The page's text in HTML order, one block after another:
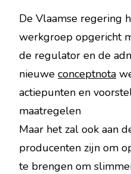
De Vlaamse regering
werkgroep opgericht
de regulator en de
nieuwe conceptnota
actiepunten en
maatregelen
Maar het zal ook aan
producenten zijn om
te brengen om